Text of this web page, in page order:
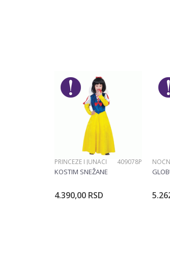
POŠALJI
PRINCEZE I JUNACI 409078P
KOSTIM SNEŽANE
4.390,00 RSD